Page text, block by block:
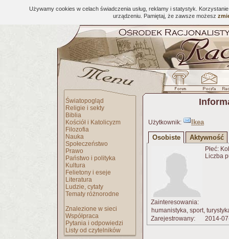
Używamy cookies w celach świadczenia usług, reklamy i statystyk.
urządzeniu. Pamiętaj, że zawsze możesz
Światopogląd
Religie i sekty
Biblia
Kościół i Katolicyzm
Filozofia
Nauka
Społeczeństwo
Prawo
Państwo i polityka
Kultura
Felietony i eseje
Literatura
Ludzie, cytaty
Tematy różnorodne
Znalezione w sieci
Współpraca
Pytania i odpowiedzi
Listy od czytelników
Użytkownik:
Ikea
Osobiste
Aktywność
Płeć:
Liczba
Zainteresowania:
humanistyka, sport,
Zarejestrowany:
2014-